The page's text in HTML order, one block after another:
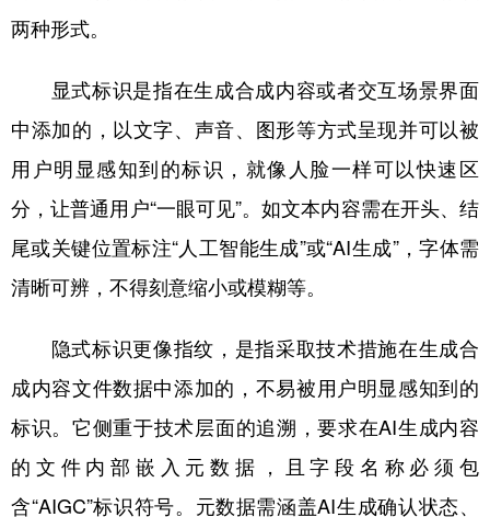
两种形式。
显式标识是指在生成合成内容或者交互场景界面
中添加的，以文字、声音、图形等方式呈现并可以被
用户明显感知到的标识，就像人脸一样可以快速区
分，让普通用户“一眼可见”。如文本内容需在开头、结
尾或关键位置标注“人工智能生成”或“AI生成”，字体需
清晰可辨，不得刻意缩小或模糊等。
隐式标识更像指纹，是指采取技术措施在生成合
成内容文件数据中添加的，不易被用户明显感知到的
标识。它侧重于技术层面的追溯，要求在AI生成内容
的文件内部嵌入元数据，且字段名称必须包
含“AIGC”标识符号。元数据需涵盖AI生成确认状态、